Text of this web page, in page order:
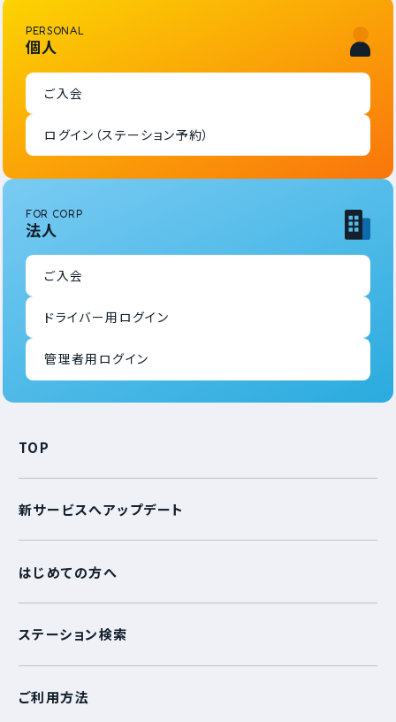
PERSONAL
個人
ご入会
ログイン（ステーション予約）
FOR CORP
法人
ご入会
ドライバー用ログイン
管理者用ログイン
TOP
新サービスへアップデート
はじめての方へ
ステーション検索
ご利用方法